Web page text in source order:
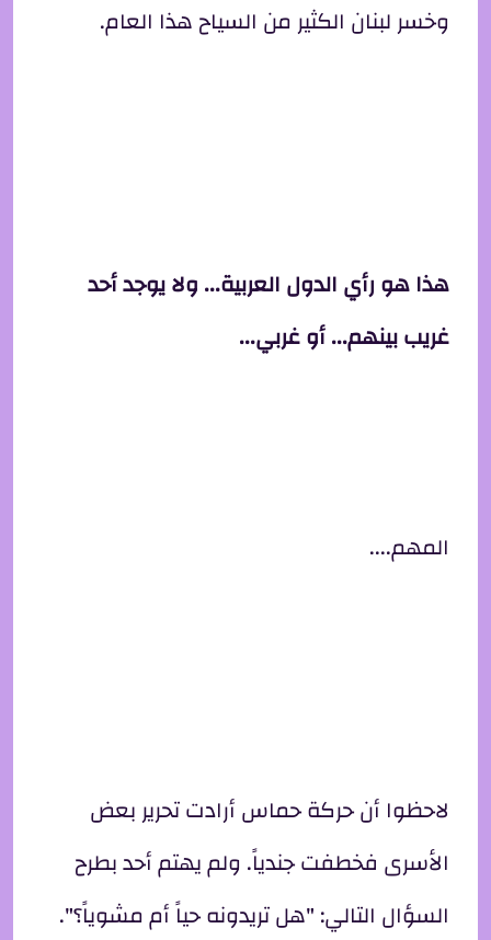
وخسر لبنان الكثير من السياح هذا العام.
هذا هو رأي الدول العربية... ولا يوجد أحد
غريب بينهم... أو غربي...
المهم....
لاحظوا أن حركة حماس أرادت تحرير بعض
الأسرى فخطفت جندياً. ولم يهتم أحد بطرح
السؤال التالي: "هل تريدونه حياً أم مشوياً؟".